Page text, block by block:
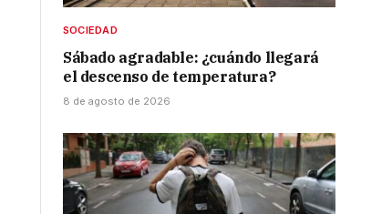
SOCIEDAD
Sábado agradable: ¿cuándo llegará
el descenso de temperatura?
8 de agosto de 2026